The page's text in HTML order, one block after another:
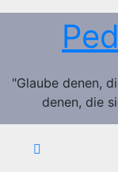
Zum
"Glaube denen,
denen, die